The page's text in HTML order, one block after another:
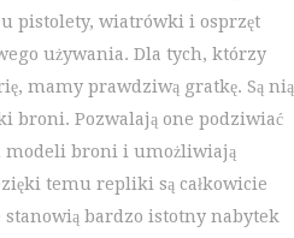
pistolety, wiatrówki i osprzęt
używania. Dla tych, którzy
mamy prawdziwą gratkę. Są nią
broni. Pozwalają one podziwiać
modeli broni i umożliwiają
temu repliki są całkowicie
stanowią bardzo istotny nabytek